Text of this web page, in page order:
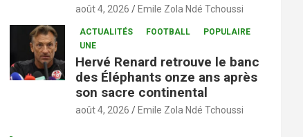
août 4, 2026 Emile Zola Ndé Tchoussi
ACTUALITÉS FOOTBALL
POPULAIRE
UNE
Hervé Renard retrouve le banc
des Éléphants onze ans après
son sacre continental
août 4, 2026 Emile Zola Ndé Tchoussi